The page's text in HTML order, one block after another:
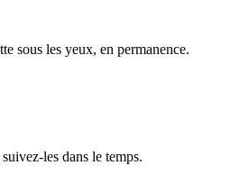
sous les yeux, en permanence.
les dans le temps.